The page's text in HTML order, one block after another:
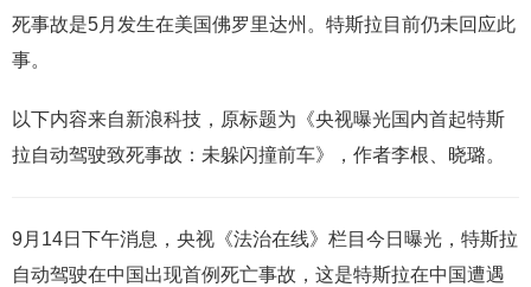
死事故是5月发生在美国佛罗里达州。特斯拉目前仍未回应此
事。
以下内容来自新浪科技，原标题为《央视曝光国内首起特斯
拉自动驾驶致死事故：未躲闪撞前车》，作者李根、晓璐。
9月14日下午消息，央视《法治在线》栏目今日曝光，特斯拉
自动驾驶在中国出现首例死亡事故，这是特斯拉在中国遭遇